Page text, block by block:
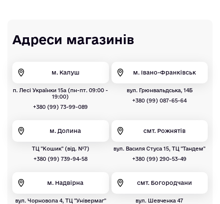
Адреси магазинів
м. Калуш
п. Лесі Українки 15а (пн-пт. 09:00 -
19:00)
+380 (99) 73-99-089
м. Івано-Франківськ
вул. Грюнвальдська, 14Б
+380 (99) 087-65-64
м. Долина
ТЦ "Кошик" (від. №7)
+380 (99) 739-94-58
смт. Рожнятів
вул. Василя Стуса 15, ТЦ "Тандем"
+380 (99) 290-53-49
м. Надвірна
вул. Чорновола 4, ТЦ "Універмаг"
смт. Богородчани
вул. Шевченка 47